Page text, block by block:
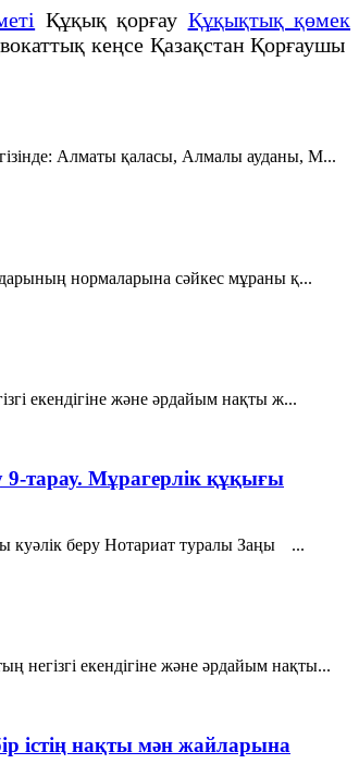
Құқық қорғау Құқықтық қөмек
кеңсе Қазақстан Қорғаушы
Алматы қаласы, Алмалы ауданы, М...
нормаларына сәйкес мұраны қ...
екендігіне және әрдайым нақты ж...
9-тарау. Мұрагерлiк құқығы
куәлiк беру Нотариат туралы Заңы ...
негізгі екендігіне және әрдайым нақты...
істің нақты мән жайларына